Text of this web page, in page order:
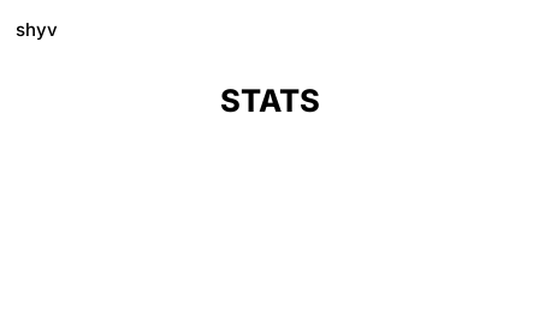
shyv
STATS